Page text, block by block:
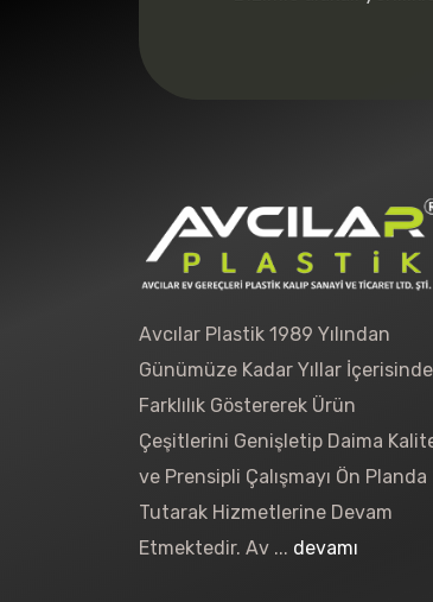
Avcılar Plastik 1989 Yılından
Günümüze Kadar Yıllar İçerisinde
Farklılık Göstererek Ürün
Çeşitlerini Genişletip Daima
ve Prensipli Çalışmayı Ön Planda
Tutarak Hizmetlerine Devam
Etmektedir. Av ... devamı